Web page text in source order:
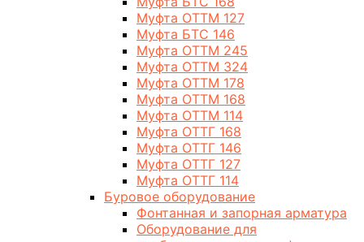
Муфта ОТТМ 127
Муфта БТС 146
Муфта ОТТМ 245
Муфта ОТТМ 324
Муфта ОТТМ 178
Муфта ОТТМ 168
Муфта ОТТМ 114
Муфта ОТТГ 168
Муфта ОТТГ 146
Муфта ОТТГ 127
Муфта ОТТГ 114
Буровое оборудование
Фонтанная и запорная арматура
Оборудование для